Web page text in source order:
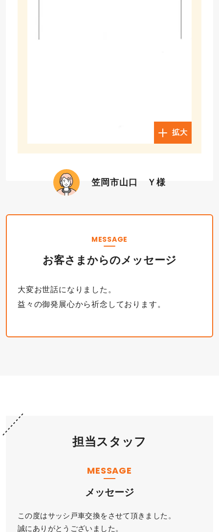
拡大
笠岡市山口 Ｙ様
MESSAGE
お客さまからのメッセージ
大変お世話になりました。
益々の御発展心から祈念しております。
担当スタッフ
MESSAGE
メッセージ
この度はサッシ戸車交換をさせて頂きました。
誠にありがとうございました。